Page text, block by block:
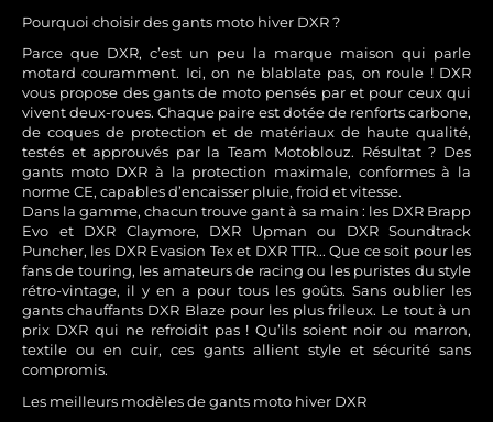
Pourquoi choisir des gants moto hiver DXR ?
Parce que DXR, c’est un peu la marque maison qui parle
motard couramment. Ici, on ne blablate pas, on roule ! DXR
vous propose des gants de moto pensés par et pour ceux qui
vivent deux-roues. Chaque paire est dotée de renforts carbone,
de coques de protection et de matériaux de haute qualité,
testés et approuvés par la Team Motoblouz. Résultat ? Des
gants moto DXR à la protection maximale, conformes à la
norme CE, capables d’encaisser pluie, froid et vitesse.
Dans la gamme, chacun trouve gant à sa main : les DXR Brapp
Evo et DXR Claymore, DXR Upman ou DXR Soundtrack
Puncher, les DXR Evasion Tex et DXR TTR... Que ce soit pour les
fans de touring, les amateurs de racing ou les puristes du style
rétro-vintage, il y en a pour tous les goûts. Sans oublier les
gants chauffants DXR Blaze pour les plus frileux. Le tout à un
prix DXR qui ne refroidit pas ! Qu’ils soient noir ou marron,
textile ou en cuir, ces gants allient style et sécurité sans
compromis.
Les meilleurs modèles de gants moto hiver DXR